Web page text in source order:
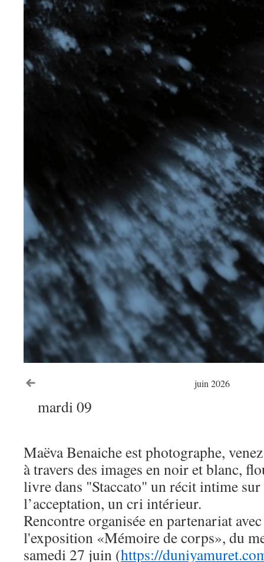
juin 2026
mardi 09
Maëva Benaiche est photographe,
à travers des images en noir et blanc,
livre dans "Staccato" un récit intime
l’acceptation, un cri intérieur.
Rencontre organisée en partenariat
l'exposition «Mémoire de corps», du
samedi 27 juin (https://